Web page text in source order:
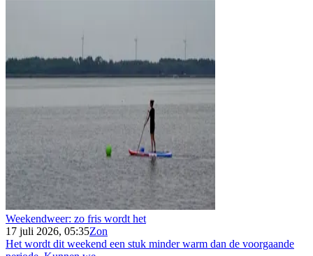
Weekendweer: zo fris wordt het
17 juli 2026, 05:35Zon
Het wordt dit weekend een stuk minder warm dan de voorgaande